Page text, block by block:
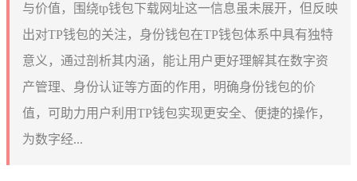
与价值，围绕tp钱包下载网址这一信息虽未展开，但反映
出对TP钱包的关注，身份钱包在TP钱包体系中具有独特
意义，通过剖析其内涵，能让用户更好理解其在数字资
产管理、身份认证等方面的作用，明确身份钱包的价
值，可助力用户利用TP钱包实现更安全、便捷的操作，
为数字经...